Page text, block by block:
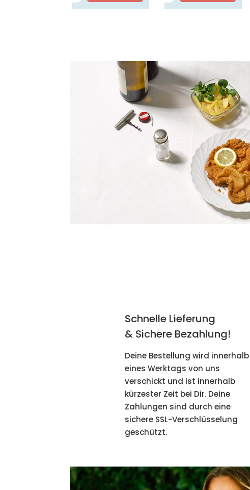
Schnelle Lieferung
& Sichere Bezahlung!
Deine Bestellung wird innerhalb
eines Werktags von uns
verschickt und ist innerhalb
kürzester Zeit bei Dir. Deine
Zahlungen sind durch eine
sichere SSL-Verschlüsselung
geschützt.